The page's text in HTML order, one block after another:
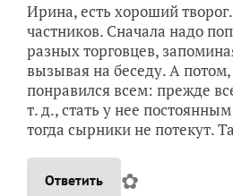
Ирина, есть хороший
частников. Сначала надо
разных торговцев,
вызывая на беседу. А
понравился всем: прежде
т. д., стать у нее
тогда сырники не потекут.
Ответить ✿